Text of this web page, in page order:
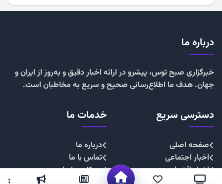
درباره ما
خبرگزاری صبح توس، پیشرو در ارائه اخبار دقیق و به‌روز از ایران و
جهان. هدف ما اطلاع‌رسانی صحیح و سریع به مخاطبان است.
دسترسی سریع
صفحه اصلی
اخبار اجتماعی
اخبار اقتصادی
خدمات ما
درباره ما
تماس با ما
همکاری با ما